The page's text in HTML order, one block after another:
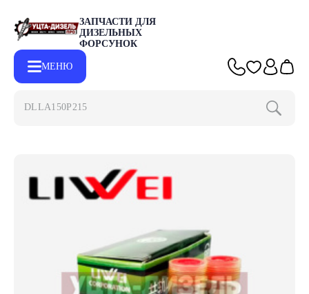
ЗАПЧАСТИ ДЛЯ
ДИЗЕЛЬНЫХ
ФОРСУНОК
МЕНЮ
DLLA150P2153